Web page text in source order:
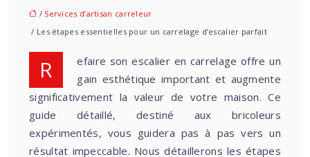
/ Services d’artisan carreleur
/ Les étapes essentielles pour un carrelage d’escalier parfait
Refaire son escalier en carrelage offre un
gain esthétique important et augmente
significativement la valeur de votre maison. Ce
guide détaillé, destiné aux bricoleurs
expérimentés, vous guidera pas à pas vers un
résultat impeccable. Nous détaillerons les étapes